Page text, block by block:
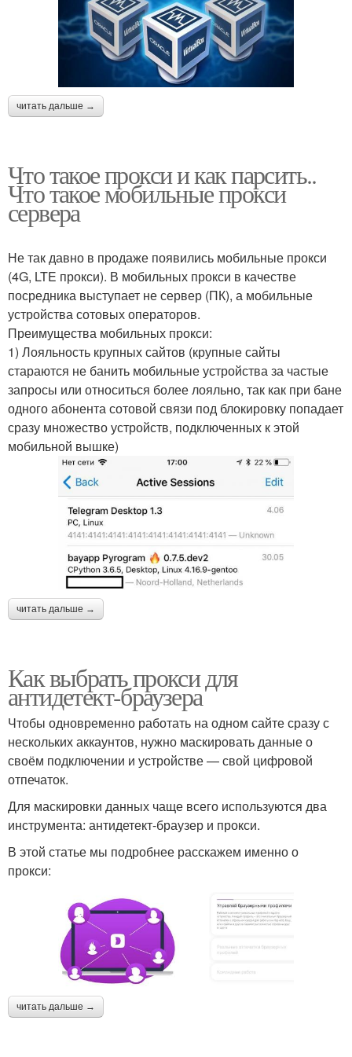
читать дальше →
Что такое прокси и как парсить..
Что такое мобильные прокси
сервера
Не так давно в продаже появились мобильные прокси
(4G, LTE прокси). В мобильных прокси в качестве
посредника выступает не сервер (ПК), а мобильные
устройства сотовых операторов.
Преимущества мобильных прокси:
1) Лояльность крупных сайтов (крупные сайты
стараются не банить мобильные устройства за частые
запросы или относиться более лояльно, так как при бане
одного абонента сотовой связи под блокировку попадает
сразу множество устройств, подключенных к этой
мобильной вышке)
читать дальше →
Как выбрать прокси для
антидетект-браузера
Чтобы одновременно работать на одном сайте сразу с
нескольких аккаунтов, нужно маскировать данные о
своём подключении и устройстве — свой цифровой
отпечаток.
Для маскировки данных чаще всего используются два
инструмента: антидетект-браузер и прокси.
В этой статье мы подробнее расскажем именно о
прокси:
читать дальше →